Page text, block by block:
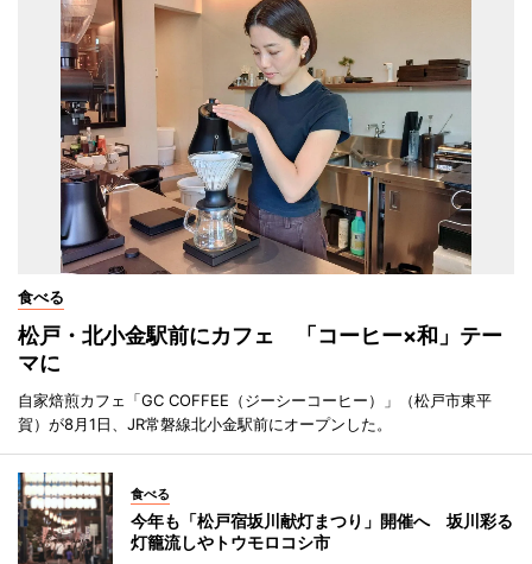
食べる
松戸・北小金駅前にカフェ 「コーヒー×和」テー
マに
自家焙煎カフェ「GC COFFEE（ジーシーコーヒー）」（松戸市東平
賀）が8月1日、JR常磐線北小金駅前にオープンした。
食べる
今年も「松戸宿坂川献灯まつり」開催へ 坂川彩る
灯籠流しやトウモロコシ市